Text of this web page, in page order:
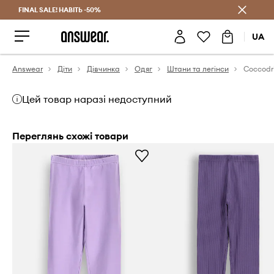
Заощаджуй з Answear Club
FINAL SALE! НАВІТЬ -50%
UA
Answear Діти Дівчинка Одяг Штани та легінси
Цей товар наразі недоступний
Переглянь схожі товари